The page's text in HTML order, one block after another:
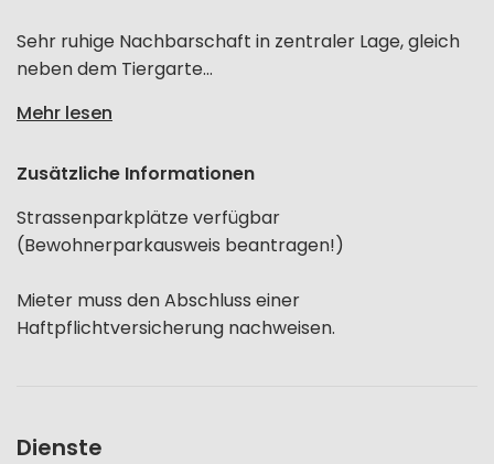
Sehr ruhige Nachbarschaft in zentraler Lage, gleich
neben dem Tiergarte...
Mehr lesen
Zusätzliche Informationen
Strassenparkplätze verfügbar
(Bewohnerparkausweis beantragen!)
Mieter muss den Abschluss einer
Haftpflichtversicherung nachweisen.
Dienste